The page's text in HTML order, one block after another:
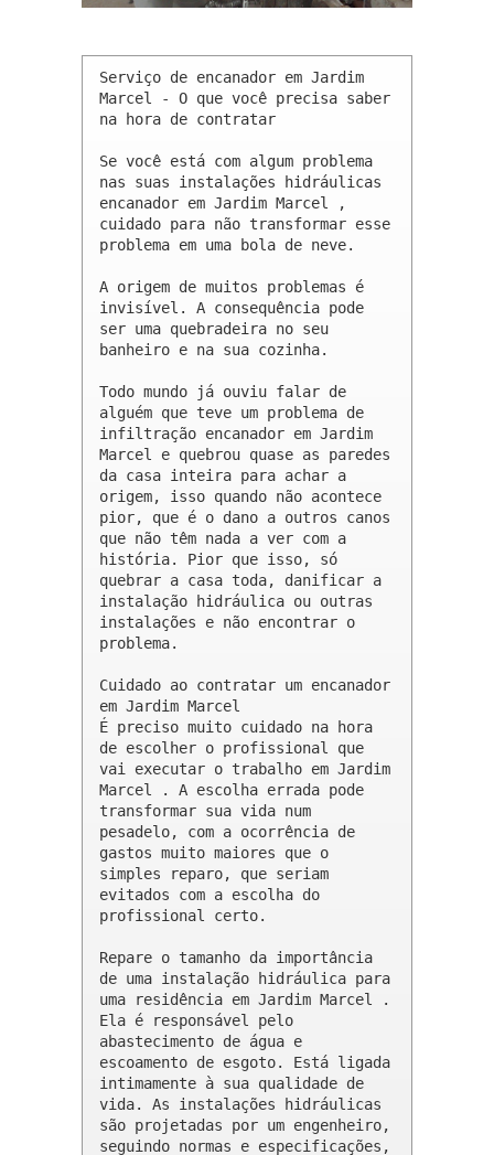
Serviço de encanador em Jardim
Marcel - O que você precisa saber
na hora de contratar
Se você está com algum problema
nas suas instalações hidráulicas
encanador em Jardim Marcel ,
cuidado para não transformar esse
problema em uma bola de neve.
A origem de muitos problemas é
invisível. A consequência pode
ser uma quebradeira no seu
banheiro e na sua cozinha.
Todo mundo já ouviu falar de
alguém que teve um problema de
infiltração encanador em Jardim
Marcel e quebrou quase as paredes
da casa inteira para achar a
origem, isso quando não acontece
pior, que é o dano a outros canos
que não têm nada a ver com a
história. Pior que isso, só
quebrar a casa toda, danificar a
instalação hidráulica ou outras
instalações e não encontrar o
problema.
Cuidado ao contratar um encanador
em Jardim Marcel
É preciso muito cuidado na hora
de escolher o profissional que
vai executar o trabalho em Jardim
Marcel . A escolha errada pode
transformar sua vida num
pesadelo, com a ocorrência de
gastos muito maiores que o
simples reparo, que seriam
evitados com a escolha do
profissional certo.
Repare o tamanho da importância
de uma instalação hidráulica para
uma residência em Jardim Marcel .
Ela é responsável pelo
abastecimento de água e
escoamento de esgoto. Está ligada
intimamente à sua qualidade de
vida. As instalações hidráulicas
são projetadas por um engenheiro,
seguindo normas e especificações,